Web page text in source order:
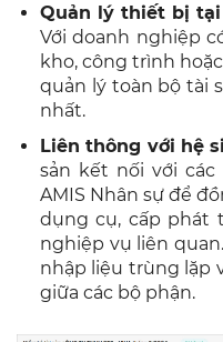
Quản lý thiết bị
Với doanh nghiệp
kho, công trình
quản lý toàn bộ tài
nhất.
Liên thông với hệ
sản kết nối với các
AMIS Nhân sự để
dụng cụ, cấp phát
nghiệp vụ liên
nhập liệu trùng lặp
giữa các bộ phận.